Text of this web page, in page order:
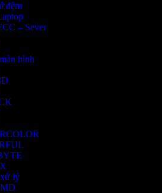
đệm
– Sever
hình
lý